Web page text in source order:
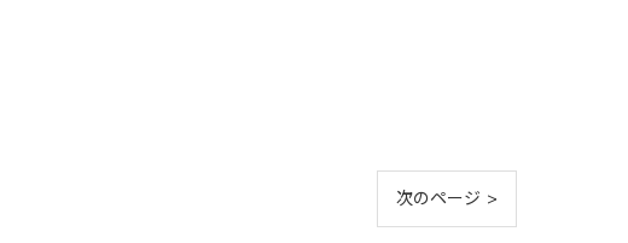
次のページ >